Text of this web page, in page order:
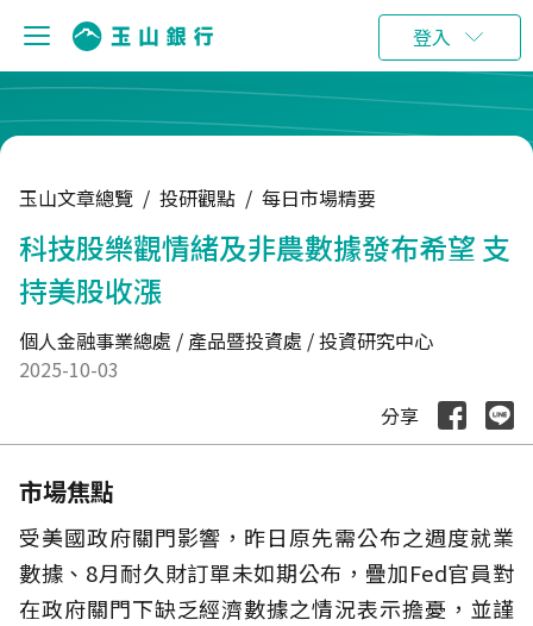
登入
玉山文章總覽 / 投研觀點 / 每日市場精要
科技股樂觀情緒及非農數據發布希望 支
持美股收漲
個人金融事業總處 / 產品暨投資處 / 投資研究中心
2025-10-03
分享
市場焦點
受美國政府關門影響，昨日原先需公布之週度就業
數據、8月耐久財訂單未如期公布，疊加Fed官員對
在政府關門下缺乏經濟數據之情況表示擔憂，並謹